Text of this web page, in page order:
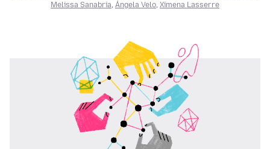
Melissa Sanabria, Ángela Velo, Ximena Lasserre